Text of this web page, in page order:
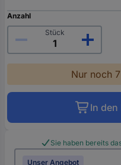
Anzahl
Stück
Nur noch
In
Sie haben bereits
Unser Angebot